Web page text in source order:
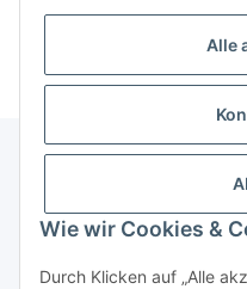
Alle
Wie wir Cookies &
Durch Klicken auf „Alle
Informationen
Gesetzliche Informationen